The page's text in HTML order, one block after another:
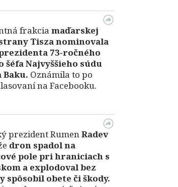
frakcia maďarskej
Tisza nominovala
73‑ročného
šéfa Najvyššieho súdu
Baku. Oznámila to po
na Facebooku.
prezident RumenRadev
dron spadol na
pole pri hraniciach s
a explodoval bez
spôsobil obete či škody.